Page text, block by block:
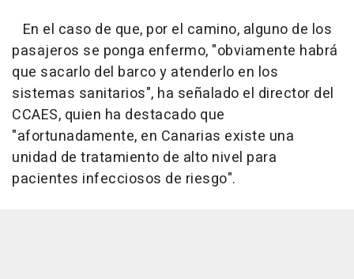
En el caso de que, por el camino, alguno de los
pasajeros se ponga enfermo, "obviamente habrá
que sacarlo del barco y atenderlo en los
sistemas sanitarios", ha señalado el director del
CCAES, quien ha destacado que
"afortunadamente, en Canarias existe una
unidad de tratamiento de alto nivel para
pacientes infecciosos de riesgo".